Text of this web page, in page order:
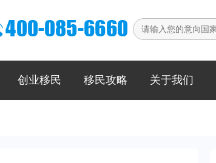
创业移民 移民攻略 关于我们